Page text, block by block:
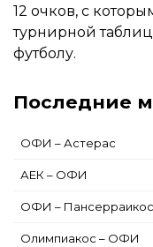
12 очков, с
турнирной
футболу.
Последние
ОФИ – Астерас
АЕК – ОФИ
ОФИ – Пансерраикос
Олимпиакос – ОФИ